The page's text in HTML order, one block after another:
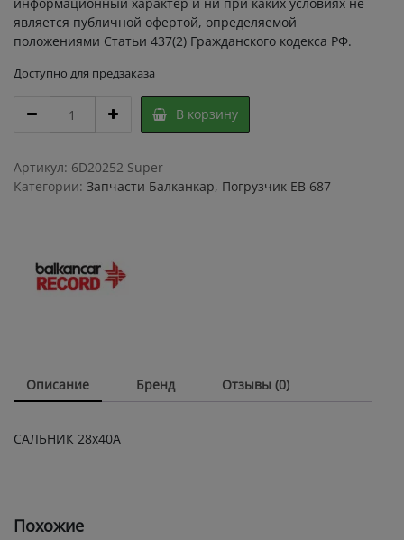
является публичной офертой, определяемой
положениями Статьи 437(2) Гражданского кодекса РФ.
Доступно для предзаказа
28х40А
В корзину
Артикул: 6D20252 Super
Категории: Запчасти Балканкар, Погрузчик ЕВ 687
Описание Бренд Отзывы (0)
САЛЬНИК 28х40А
Похожие